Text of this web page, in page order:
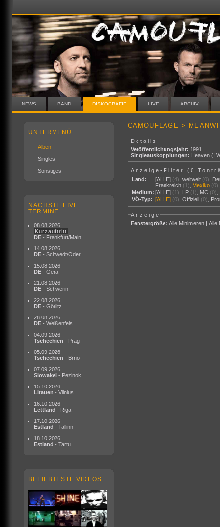
NEWS BAND DISKOGRAFIE LIVE ARCHIV
UNTERMENÜ
Alben
Singles
Sonstiges
NÄCHSTE LIVE
TERMINE
08.08.2026
Kurzauftritt
DE - Frankfurt/Main
14.08.2026
DE - Schwedt/Oder
15.08.2026
DE - Gera
21.08.2026
DE - Schwerin
22.08.2026
DE - Görlitz
28.08.2026
DE - Weißenfels
04.09.2026
Tschechien - Prag
05.09.2026
Tschechien - Brno
07.09.2026
Slowakei - Pezinok
15.10.2026
Litauen - Vilnius
16.10.2026
Lettland - Riga
17.10.2026
Estland - Tallinn
18.10.2026
Estland - Tartu
BELIEBTESTE VIDEOS
CAMOUFLAGE >
Details
Veröffentlichungsjahr: 1991
Singleauskopplungen: Heaven (I
Anzeige-Filter (0
Land:
[ALLE] (4) ,weltweit (0)
Frankreich (1) Mexiko (0)
Medium: [ALLE] (1) LP (1) MC (0) ,
VÖ-Typ: [ALLE] (0) ,Offiziell (0)
Anzeige
Fenstergröße: Alle Minimieren |Alle